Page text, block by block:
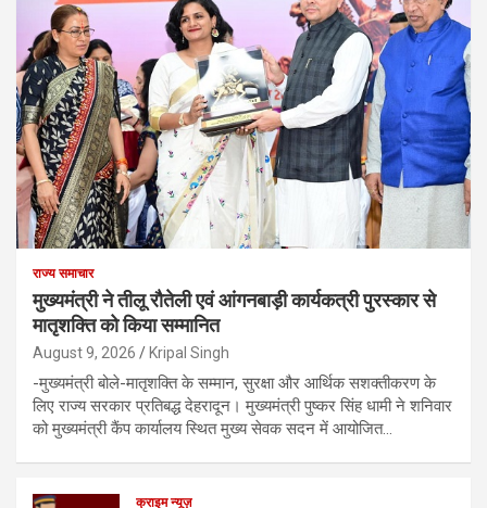
राज्य समाचार
मुख्यमंत्री ने तीलू रौतेली एवं आंगनबाड़ी कार्यकत्री पुरस्कार से
मातृशक्ति को किया सम्मानित
August 9, 2026 Kripal Singh
-मुख्यमंत्री बोले-मातृशक्ति के सम्मान, सुरक्षा और आर्थिक सशक्तीकरण के
लिए राज्य सरकार प्रतिबद्ध देहरादून। मुख्यमंत्री पुष्कर सिंह धामी ने शनिवार
को मुख्यमंत्री कैंप कार्यालय स्थित मुख्य सेवक सदन में आयोजित…
क्राइम न्यूज़